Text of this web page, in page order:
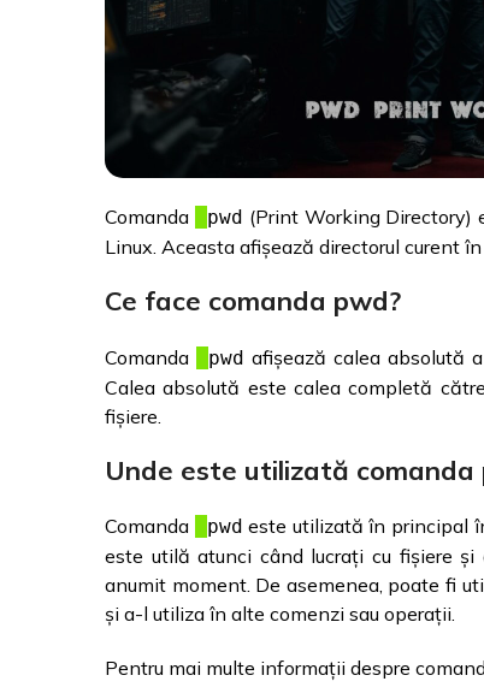
Comanda pwd (Print Working Directory)
Linux. Aceasta afișează directorul curent
Ce face comanda pwd?
Comanda pwd afișează calea absolută
Calea absolută este calea completă
fișiere.
Unde este utilizată comanda
Comanda pwd este utilizată în principal
este utilă atunci când lucrați cu fișiere
anumit moment. De asemenea, poate fi
și a-l utiliza în alte comenzi sau operații.
Pentru mai multe informații despre